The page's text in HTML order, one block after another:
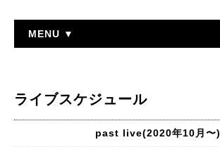
MENU ▼
ライブスケジュール
past live(2020年10月〜)